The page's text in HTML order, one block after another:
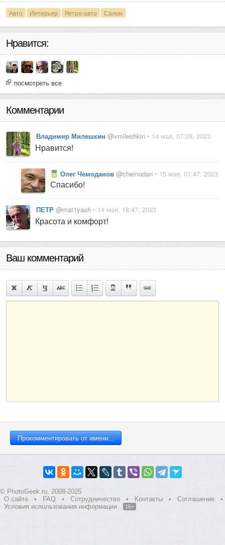
Авто Интерьер Ретро-авто Салон
Нравится:
посмотреть все
Комментарии
Владимир Милешкин @vmileshkin • 14 мая, 07:09, 2023
Нравится!
Олег Чемоданов @chemodan • 15 мая, 01:47, 2023
Спасибо!
ПЕТР @mat1yash • 14 мая, 18:47, 2023
Красота и комфорт!
Ваш комментарий
© PhotoGeek.ru, 2008-2025
О сайте
• FAQ • Сотрудничество • Контакты • Соглашение
•
Условия использования информации
16+